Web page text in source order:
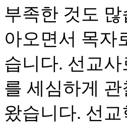
부족한 것도
아오면서 목자
습니다. 선교
를 세심하게
왔습니다. 선